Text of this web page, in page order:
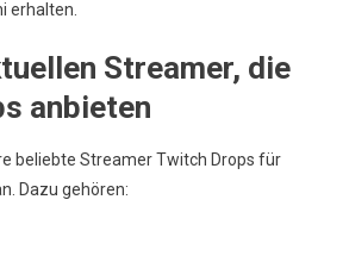
erhalten.
Streamer, die
anbieten
beliebte Streamer Twitch Drops für
Dazu gehören: